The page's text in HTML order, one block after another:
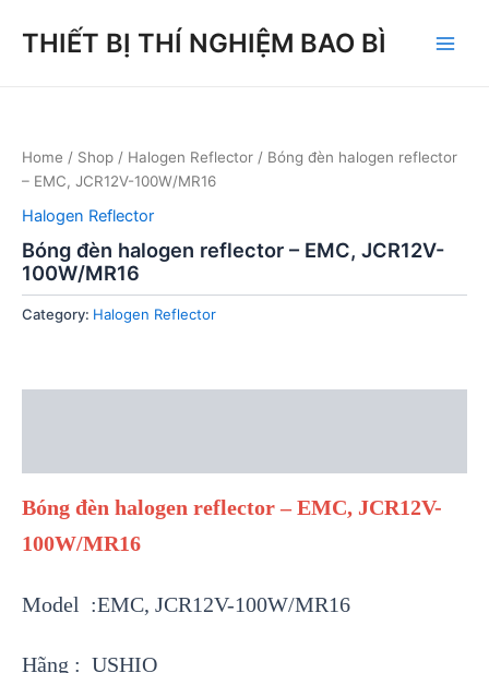
THIẾT BỊ THÍ NGHIỆM BAO BÌ
Home / Shop / Halogen Reflector / Bóng đèn halogen reflector
– EMC, JCR12V-100W/MR16
Halogen Reflector
Bóng đèn halogen reflector – EMC, JCR12V-
100W/MR16
Category: Halogen Reflector
Bóng đèn halogen reflector – EMC, JCR12V-
100W/MR16
Model :EMC, JCR12V-100W/MR16
Hãng : USHIO